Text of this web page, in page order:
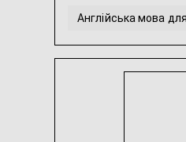
Англійська мова
Допомога з